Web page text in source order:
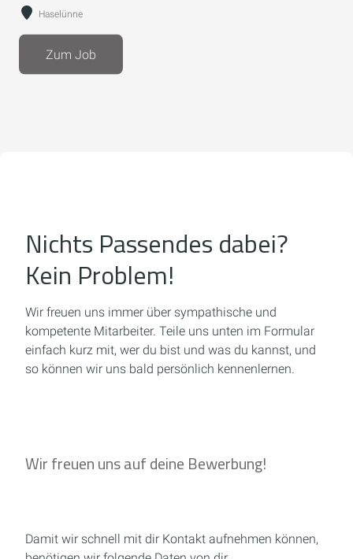
Haselünne
Zum Job
Nichts Passendes dabei?
Kein Problem!
Wir freuen uns immer über sympathische und
kompetente Mitarbeiter. Teile uns unten im Formular
einfach kurz mit, wer du bist und was du kannst, und
so können wir uns bald persönlich kennenlernen.
Wir freuen uns auf deine Bewerbung!
Damit wir schnell mit dir Kontakt aufnehmen können,